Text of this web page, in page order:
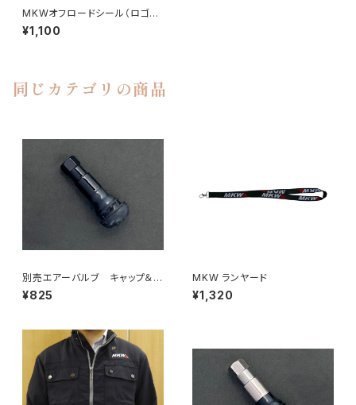
MKWオフロードシール（ロゴシ
ール）
¥1,100
同じカテゴリの商品
別売エアーバルブ キャップ＆ス
リーブ：ブラック
¥825
MKW ランヤード
¥1,320